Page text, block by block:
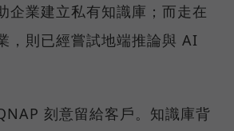
企業建立私有知識庫；而走在
，則已經嘗試地端推論與 AI
刻意留給客戶。知識庫背